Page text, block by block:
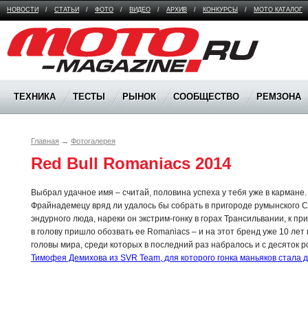
НОВОСТИ / СТАТЬИ / ФОТО / ВИДЕО / АРХИВ / КОНКУРСЫ / МОТО КАТАЛОГ
Moto Magazine
ТЕХНИКА ТЕСТЫ РЫНОК СООБЩЕСТВО РЕМЗОНА
Главная → Фотогалерея
Red Bull Romaniacs 2014
Выбрал удачное имя – считай, половина успеха у тебя уже в
Фрайнадемецу вряд ли удалось бы собрать в пригороде румынского
эндурного люда, нареки он экстрим-гонку в горах Трансильвании, к
в голову пришло обозвать ее Romaniacs – и на этот бренд уже 10
головы мира, среди которых в последний раз набралось и с десяток
Тимофея Демихова из SVR Team, для которого гонка маньяков стала